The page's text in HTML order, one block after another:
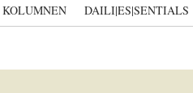
KOLUMNEN DAILI|ES|SENTIALS